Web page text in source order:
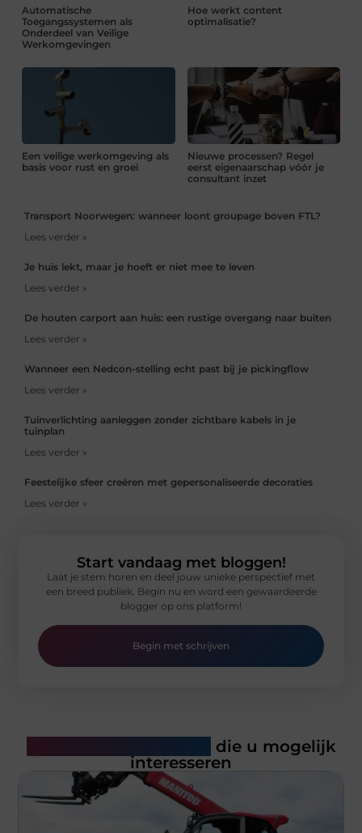
Automatische
Toegangssystemen als
Onderdeel van Veilige
Werkomgevingen
Hoe werkt content
optimalisatie?
Een veilige werkomgeving als
basis voor rust en groei
Nieuwe processen? Regel
eerst eigenaarschap vóór je
consultant inzet
Transport Noorwegen: wanneer loont groupage boven FTL?
Lees verder »
Je huis lekt, maar je hoeft er niet mee te leven
Lees verder »
De houten carport aan huis: een rustige overgang naar buiten
Lees verder »
Wanneer een Nedcon-stelling echt past bij je pickingflow
Lees verder »
Tuinverlichting aanleggen zonder zichtbare kabels in je
tuinplan
Lees verder »
Feestelijke sfeer creëren met gepersonaliseerde decoraties
Lees verder »
Start vandaag met bloggen!
Laat je stem horen en deel jouw unieke perspectief met
een breed publiek. Begin nu en word een gewaardeerde
blogger op ons platform!
Begin met schrijven
die u mogelijk
interesseren